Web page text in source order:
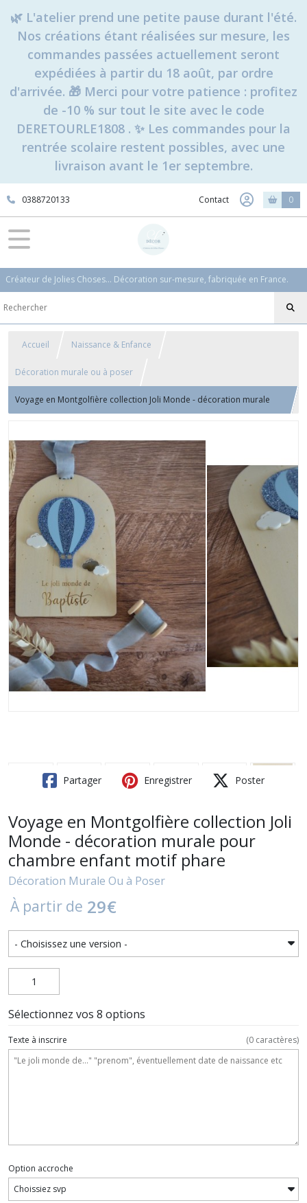
🌿 L'atelier prend une petite pause durant l'été.
Nos créations étant réalisées sur mesure, les
commandes passées actuellement seront
expédiées à partir du 18 août, par ordre
d'arrivée. 🎁 Merci pour votre patience : profitez
de -10 % sur tout le site avec le code
DERETOURLE1808 . ✨ Les commandes pour la
rentrée scolaire restent possibles, avec une
livraison avant le 1er septembre.
0388720133 Contact 0
Créateur de Jolies Choses... Décoration sur-mesure, fabriquée en France.
Accueil Naissance & Enfance
Décoration murale ou à poser
Voyage en Montgolfière collection Joli Monde - décoration murale
Partager Enregistrer Poster
Voyage en Montgolfière collection Joli
Monde - décoration murale pour
chambre enfant motif phare
Décoration Murale Ou à Poser
À partir de 29€
Sélectionnez vos 8 options
Texte à inscrire (0 caractères)
Option accroche